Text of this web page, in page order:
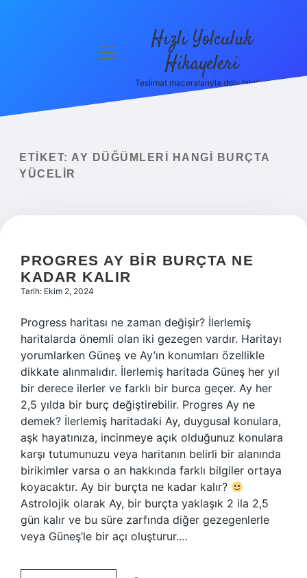
Yasal Uyarı
menüyü
Hızlı Yolculuk
Hikayeleri
Teslimat maceralarıyla dolu bilgiler!
ETIKET: AY DÜĞÜMLERI HANGI BURÇTA
YÜCELIR
PROGRES AY BIR BURÇTA NE
KADAR KALIR
Tarih: Ekim 2, 2024
Progress haritası ne zaman değişir? İlerlemiş
haritalarda önemli olan iki gezegen vardır. Haritayı
yorumlarken Güneş ve Ay’ın konumları özellikle
dikkate alınmalıdır. İlerlemiş haritada Güneş her yıl
bir derece ilerler ve farklı bir burca geçer. Ay her
2,5 yılda bir burç değiştirebilir. Progres Ay ne
demek? İlerlemiş haritadaki Ay, duygusal konulara,
aşk hayatınıza, incinmeye açık olduğunuz konulara
karşı tutumunuzu veya haritanın belirli bir alanında
birikimler varsa o an hakkında farklı bilgiler ortaya
koyacaktır. Ay bir burçta ne kadar kalır?
Astrolojik olarak Ay, bir burçta yaklaşık 2 ila 2,5
gün kalır ve bu süre zarfında diğer gezegenlerle
veya Güneş’le bir açı oluşturur.…